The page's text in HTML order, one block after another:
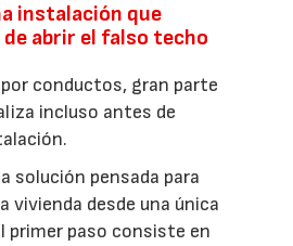
instalación que
abrir el falso techo
conductos, gran parte
incluso antes de
solución pensada para
vivienda desde una única
primer paso consiste en